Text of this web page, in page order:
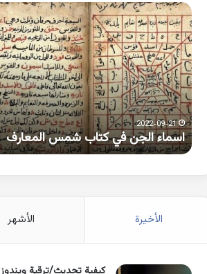
اسماء
الجن
في
كتاب
شمس
المعارف
2022-09-21
اسماء الجن في كتاب شمس المعارف
الأخيرة الأشهر
كيفية تحديث/ترقية ويندوز